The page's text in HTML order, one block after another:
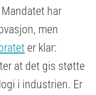
har
men
er klar:
at det gis støtte
i industrien. Er